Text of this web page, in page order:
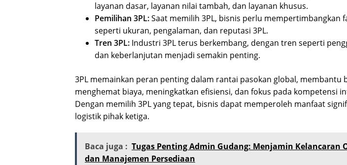
layanan dasar, layanan nilai tambah, dan layanan khusus.
Pemilihan 3PL:Saat memilih 3PL, bisnis perlu mempertimbangkan
seperti ukuran, pengalaman, dan reputasi 3PL.
Tren 3PL: Industri 3PL terus berkembang, dengan tren seperti
dan keberlanjutan menjadi semakin penting.
3PL memainkan peran penting dalam rantai pasokan global, membantu
menghemat biaya, meningkatkan efisiensi, dan fokus pada kompetensi
Dengan memilih 3PL yang tepat, bisnis dapat memperoleh manfaat
logistik pihak ketiga.
Baca juga : Tugas Penting Admin Gudang: Menjamin Kelancaran
dan Manajemen Persediaan